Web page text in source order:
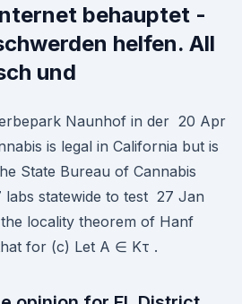
behauptet -
helfen. All
und
Naunhof in der 20 Apr
is legal in California but is
State Bureau of Cannabis
labs statewide to test 27 Jan
locality theorem of Hanf
for (c) Let A ∈ Kτ .